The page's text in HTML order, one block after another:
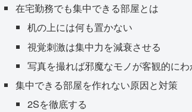
在宅勤務でも集中できる部屋とは
机の上には何も置かない
視覚刺激は集中力を減衰させる
写真を撮れば邪魔なモノが客観的にわ
集中できる部屋を作れない原因と対策
2Sを徹底する